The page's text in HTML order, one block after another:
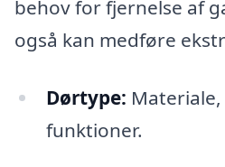
behov for fjernelse af
også kan medføre
Dørtype:
funktioner.